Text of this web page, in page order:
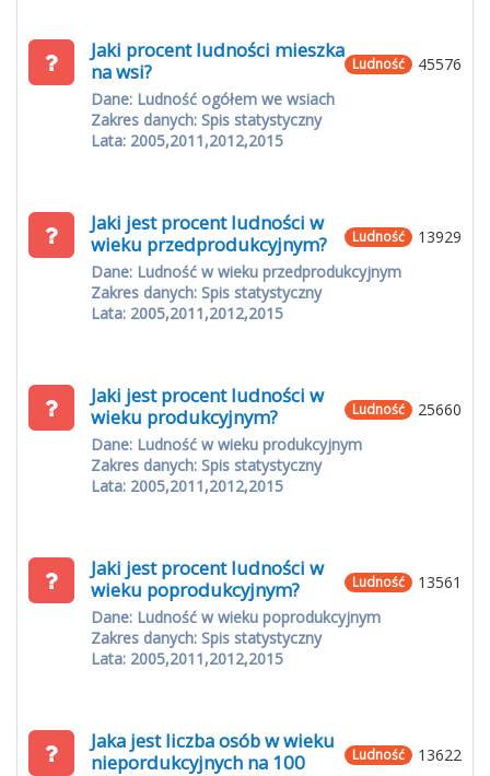
45576
Ludność
Jaki procent ludności mieszka
na wsi?
Dane: Ludność ogółem we wsiach
Zakres danych: Spis statystyczny
Lata: 2005,2011,2012,2015
13929
Ludność
Jaki jest procent ludności w
wieku przedprodukcyjnym?
Dane: Ludność w wieku przedprodukcyjnym
Zakres danych: Spis statystyczny
Lata: 2005,2011,2012,2015
25660
Ludność
Jaki jest procent ludności w
wieku produkcyjnym?
Dane: Ludność w wieku produkcyjnym
Zakres danych: Spis statystyczny
Lata: 2005,2011,2012,2015
13561
Ludność
Jaki jest procent ludności w
wieku poprodukcyjnym?
Dane: Ludność w wieku poprodukcyjnym
Zakres danych: Spis statystyczny
Lata: 2005,2011,2012,2015
13622
Ludność
Jaka jest liczba osób w wieku
niepordukcyjnych na 100